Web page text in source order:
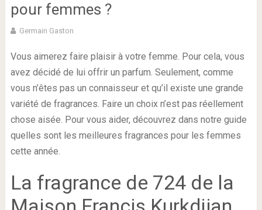
pour femmes ?
Germain Gaston
Vous aimerez faire plaisir à votre femme. Pour cela, vous
avez décidé de lui offrir un parfum. Seulement, comme
vous n’êtes pas un connaisseur et qu’il existe une grande
variété de fragrances. Faire un choix n’est pas réellement
chose aisée. Pour vous aider, découvrez dans notre guide
quelles sont les meilleures fragrances pour les femmes
cette année.
La fragrance de 724 de la